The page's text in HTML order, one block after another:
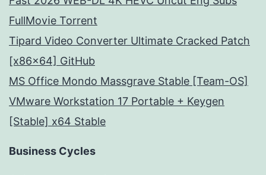
FullMov𝗂e Torrent
Tipard Video Converter Ultimate Cracked Patch
[x86x64] GitHub
MS Office Mondo Massgrave Stable [Team-OS]
VMware Workstation 17 Portable + Keygen
[Stable] x64 Stable
Business Cycles